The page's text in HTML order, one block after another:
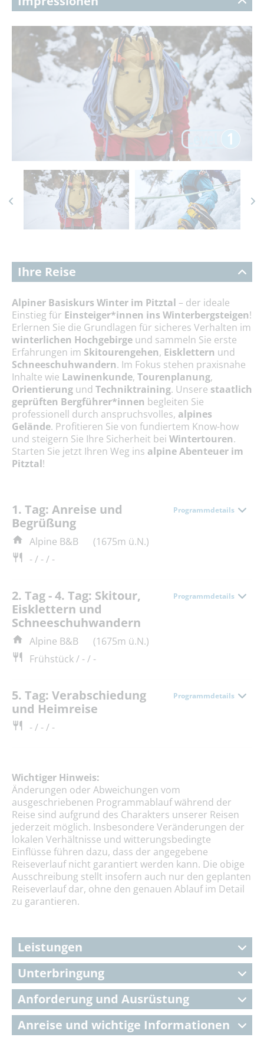
Ihre Reise
Alpiner Basiskurs Winter im Pitztal – der ideale
Einstieg für Einsteiger*innen ins Winterbergsteigen!
Erlernen Sie die Grundlagen für sicheres Verhalten im
winterlichen Hochgebirge und sammeln Sie erste
Erfahrungen im Skitourengehen, Eisklettern und
Schneeschuhwandern. Im Fokus stehen praxisnahe
Inhalte wie Lawinenkunde, Tourenplanung,
Orientierung und Techniktraining. Unsere staatlich
geprüften Bergführer*innen begleiten Sie
professionell durch anspruchsvolles, alpines
Gelände. Profitieren Sie von fundiertem Know-how
und steigern Sie Ihre Sicherheit bei Wintertouren.
Starten Sie jetzt Ihren Weg ins alpine Abenteuer im
Pitztal!
1. Tag: Anreise und
Begrüßung
Programmdetails
Alpine B&B
(1675m ü.N.)
- / - / -
2. Tag - 4. Tag: Skitour,
Eisklettern und
Schneeschuhwandern
Programmdetails
Alpine B&B
(1675m ü.N.)
Frühstück / - / -
5. Tag: Verabschiedung
und Heimreise
Programmdetails
- / - / -
Wichtiger Hinweis:
Änderungen oder Abweichungen vom
ausgeschriebenen Programmablauf während der
Reise sind aufgrund des Charakters unserer Reisen
jederzeit möglich. Insbesondere Veränderungen der
lokalen Verhältnisse und witterungsbedingte
Einflüsse führen dazu, dass der angegebene
Reiseverlauf nicht garantiert werden kann. Die obige
Ausschreibung stellt insofern auch nur den geplanten
Reiseverlauf dar, ohne den genauen Ablauf im Detail
zu garantieren.
Leistungen
Unterbringung
Anforderung und Ausrüstung
Anreise und wichtige Informationen